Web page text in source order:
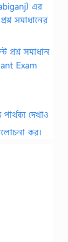
এর
সমাধানের
প্রশ্ন সমাধান
Exam
দেখাও
কর।